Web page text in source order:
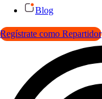
Blog
Regístrate como Repartidor